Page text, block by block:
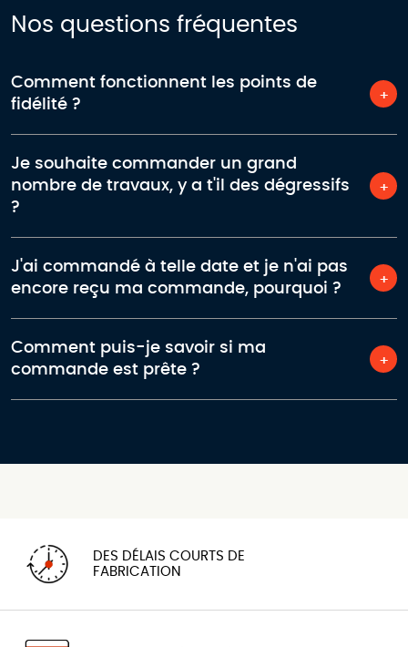
Nos questions fréquentes
Comment fonctionnent les points de
fidélité ?
Je souhaite commander un grand
nombre de travaux, y a t'il des dégressifs
?
J'ai commandé à telle date et je n'ai pas
encore reçu ma commande, pourquoi ?
Comment puis-je savoir si ma
commande est prête ?
DES DÉLAIS COURTS DE
FABRICATION